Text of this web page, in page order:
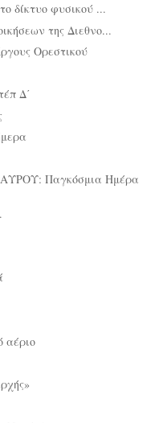
δίκτυο φυσικού ...
της Διεθνο...
Ορεστικού
Δ΄
Παγκόσμια Ημέρα
αέριο